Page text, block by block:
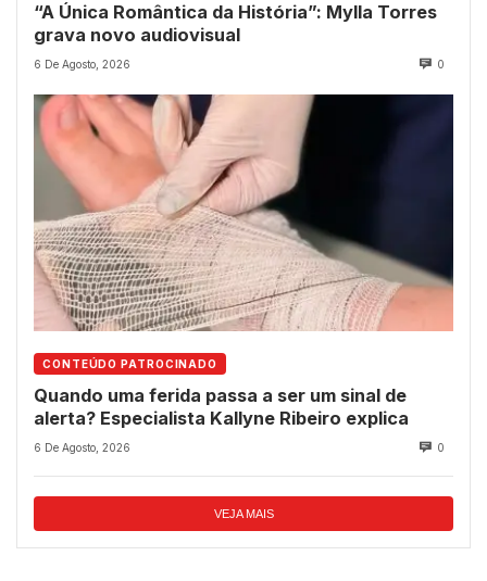
“A Única Romântica da História”: Mylla Torres
grava novo audiovisual
6 De Agosto, 2026 0
CONTEÚDO PATROCINADO
Quando uma ferida passa a ser um sinal de
alerta? Especialista Kallyne Ribeiro explica
6 De Agosto, 2026 0
VEJA MAIS